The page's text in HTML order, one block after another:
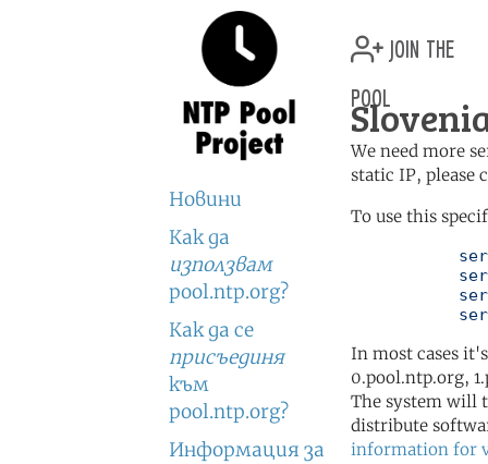
Новини
Как да
използвам
pool.ntp.org?
Как да се
присъединя
към
pool.ntp.org?
Информация за
join the
pool
We need more
static IP, please
To use this
In most cases
0.pool.ntp.org,
The system will
distribute
information for